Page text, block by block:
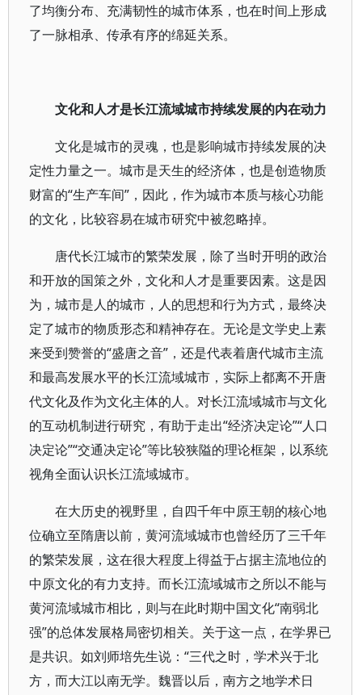
了均衡分布、充满韧性的城市体系，也在时间上形成
了一脉相承、传承有序的绵延关系。
文化和人才是长江流域城市持续发展的内在动力
文化是城市的灵魂，也是影响城市持续发展的决
定性力量之一。城市是天生的经济体，也是创造物质
财富的“生产车间”，因此，作为城市本质与核心功能
的文化，比较容易在城市研究中被忽略掉。
唐代长江城市的繁荣发展，除了当时开明的政治
和开放的国策之外，文化和人才是重要因素。这是因
为，城市是人的城市，人的思想和行为方式，最终决
定了城市的物质形态和精神存在。无论是文学史上素
来受到赞誉的“盛唐之音”，还是代表着唐代城市主流
和最高发展水平的长江流域城市，实际上都离不开唐
代文化及作为文化主体的人。对长江流域城市与文化
的互动机制进行研究，有助于走出“经济决定论”“人口
决定论”“交通决定论”等比较狭隘的理论框架，以系统
视角全面认识长江流域城市。
在大历史的视野里，自四千年中原王朝的核心地
位确立至隋唐以前，黄河流域城市也曾经历了三千年
的繁荣发展，这在很大程度上得益于占据主流地位的
中原文化的有力支持。而长江流域城市之所以不能与
黄河流域城市相比，则与在此时期中国文化“南弱北
强”的总体发展格局密切相关。关于这一点，在学界已
是共识。如刘师培先生说：“三代之时，学术兴于北
方，而大江以南无学。魏晋以后，南方之地学术日